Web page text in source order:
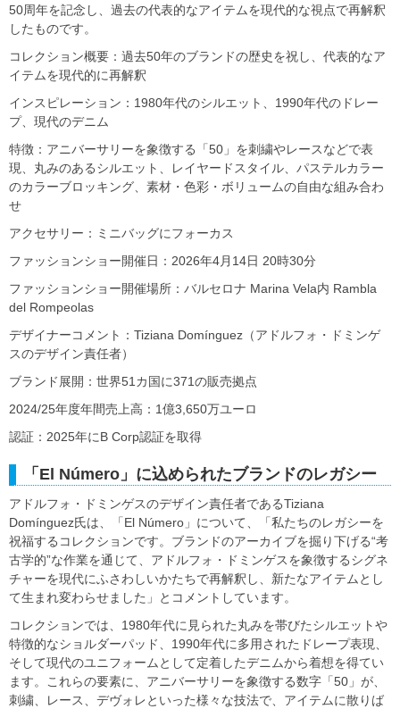
50周年を記念し、過去の代表的なアイテムを現代的な視点で再解釈
したものです。
コレクション概要：過去50年のブランドの歴史を祝し、代表的なア
イテムを現代的に再解釈
インスピレーション：1980年代のシルエット、1990年代のドレー
プ、現代のデニム
特徴：アニバーサリーを象徴する「50」を刺繍やレースなどで表
現、丸みのあるシルエット、レイヤードスタイル、パステルカラー
のカラーブロッキング、素材・色彩・ボリュームの自由な組み合わ
せ
アクセサリー：ミニバッグにフォーカス
ファッションショー開催日：2026年4月14日 20時30分
ファッションショー開催場所：バルセロナ Marina Vela内 Rambla
del Rompeolas
デザイナーコメント：Tiziana Domínguez（アドルフォ・ドミンゲ
スのデザイン責任者）
ブランド展開：世界51カ国に371の販売拠点
2024/25年度年間売上高：1億3,650万ユーロ
認証：2025年にB Corp認証を取得
「El Número」に込められたブランドのレガシー
アドルフォ・ドミンゲスのデザイン責任者であるTiziana
Domínguez氏は、「El Número」について、「私たちのレガシーを
祝福するコレクションです。ブランドのアーカイブを掘り下げる“考
古学的”な作業を通じて、アドルフォ・ドミンゲスを象徴するシグネ
チャーを現代にふさわしいかたちで再解釈し、新たなアイテムとし
て生まれ変わらせました」とコメントしています。
コレクションでは、1980年代に見られた丸みを帯びたシルエットや
特徴的なショルダーパッド、1990年代に多用されたドレープ表現、
そして現代のユニフォームとして定着したデニムから着想を得てい
ます。これらの要素に、アニバーサリーを象徴する数字「50」が、
刺繍、レース、デヴォレといった様々な技法で、アイテムに散りば